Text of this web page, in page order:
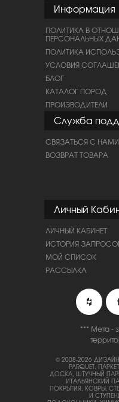
Информация
ПОЛИТИКА В
ПЕРСОНАЛЬНЫХ
ПОЛИТИКА
УСЛОВИЯ
БЛОГ
КАТАЛОГ ПОРОД
ПРОИЗВОДИТЕЛИ
Служба
СВЯЗАТЬСЯ С НАМИ
ВОЗВРАТ ТОВАРА
Личный
ЛИЧНЫЙ КАБИНЕТ
ИСТОРИЯ
МОЙ СПИСОК
РАССЫЛКА
*** Мета -
© 2008-2026 ДИЗАЙН
PARQUET.
ДОСКА, ШТУЧНЫЙ
ИТАЛЬЯНСКИЙ
ПОКРЫТИЯ, КОВРЫ,
И